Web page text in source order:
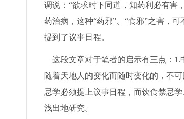
调说：“欲求时下同道，知药利必有
药治病，这种“药邪”、“食邪”之害，
提到了议事日程。
这段文章对于笔者的启示有三点：1.
随着天地人的变化而随时变化的，不
忌学必须提上议事日程，而饮食禁忌
浅出地研究。